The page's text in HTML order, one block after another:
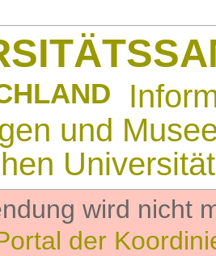
und
wird nicht
der